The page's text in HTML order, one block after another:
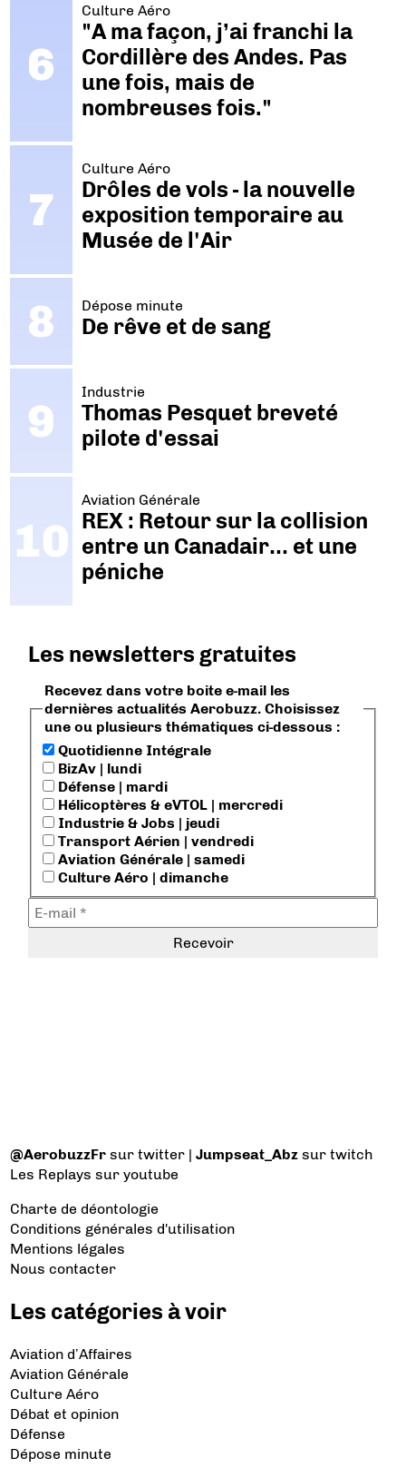
Culture Aéro
"A ma façon, j’ai franchi la
Cordillère des Andes. Pas
une fois, mais de
nombreuses fois."
Culture Aéro
Drôles de vols - la nouvelle
exposition temporaire au
Musée de l'Air
Dépose minute
De rêve et de sang
Industrie
Thomas Pesquet breveté
pilote d'essai
Aviation Générale
REX : Retour sur la collision
entre un Canadair… et une
péniche
Les newsletters gratuites
Recevez dans votre boite e-mail les
dernières actualités Aerobuzz. Choisissez
une ou plusieurs thématiques ci-dessous :
Quotidienne Intégrale
BizAv | lundi
Défense | mardi
Hélicoptères & eVTOL | mercredi
Industrie & Jobs | jeudi
Transport Aérien | vendredi
Aviation Générale | samedi
Culture Aéro | dimanche
@AerobuzzFr sur twitter |Jumpseat_Abz sur twitch
Les Replays sur youtube
Charte de déontologie
Conditions générales d'utilisation
Mentions légales
Nous contacter
Les catégories à voir
Aviation d’Affaires
Aviation Générale
Culture Aéro
Débat et opinion
Défense
Dépose minute